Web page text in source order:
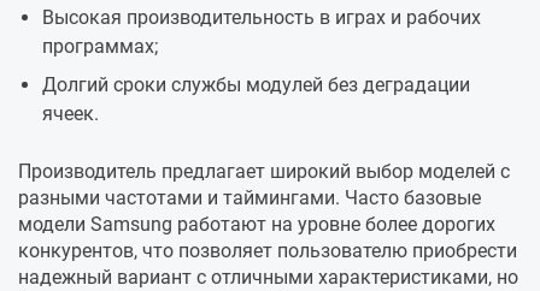
Высокая производительность в играх и рабочих
программах;
Долгий сроки службы модулей без деградации
ячеек.
Производитель предлагает широкий выбор моделей с
разными частотами и таймингами. Часто базовые
модели Samsung работают на уровне более дорогих
конкурентов, что позволяет пользователю приобрести
надежный вариант с отличными характеристиками, но